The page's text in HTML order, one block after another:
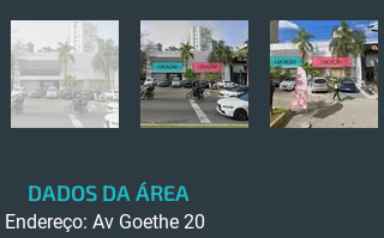
DADOS DA ÁREA
Endereço: Av Goethe 20